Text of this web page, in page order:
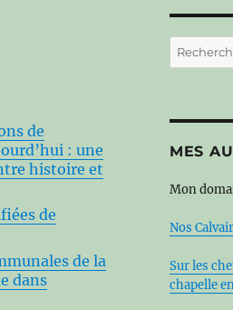
de
: une
histoire et
de
de la
dans
Recherche
pour :
MES
Mon
Nos
Sur les
chapelle